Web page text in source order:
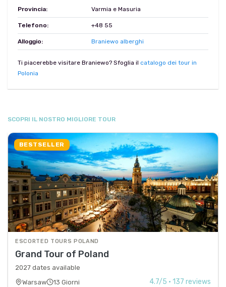
Provincia: Varmia e Masuria
Telefono: +48 55
Alloggio: Braniewo alberghi
Ti piacerebbe visitare Braniewo? Sfoglia il catalogo dei tour in
Polonia
SCOPRI IL NOSTRO MIGLIORE TOUR
BESTSELLER
ESCORTED TOURS POLAND
Grand Tour of Poland
2027 dates available
Warsaw
13 Giorni 4.7/5 · 137 reviews